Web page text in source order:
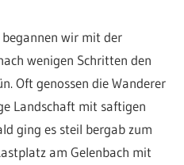
wir mit der
wenigen Schritten den
Oft genossen die Wanderer
Landschaft mit saftigen
ging es steil bergab zum
am Gelenbach mit